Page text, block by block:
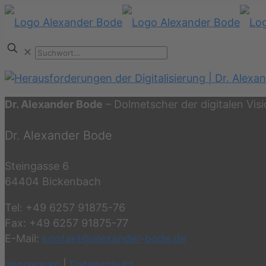
✕
Dr. Alexander Bode – Dolmetscher der digitalen
Dr. Alexander Bode
Steingasse 6
64404 Bickenbach
Tel: +49 6257 91875-76
Fax: +49 6257 91875-77
E-Mail: kontakt@alexander-bode.de